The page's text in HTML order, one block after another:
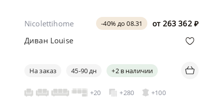
от 263 362 ₽
-40% до 08.31
Nicolettihome
Диван Louise
На заказ 45-90 дн +2 в наличии
+20 +280 +100